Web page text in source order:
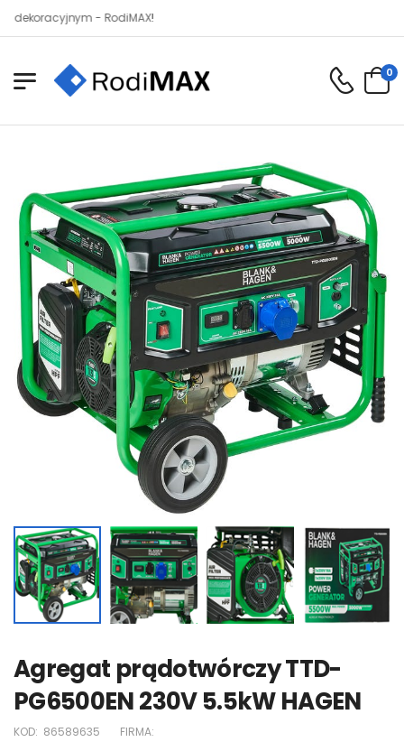
- RodiMAX!
0
Agregat prądotwórczy TTD-
PG6500EN 230V 5.5kW HAGEN
KOD: 86589635 FIRMA: